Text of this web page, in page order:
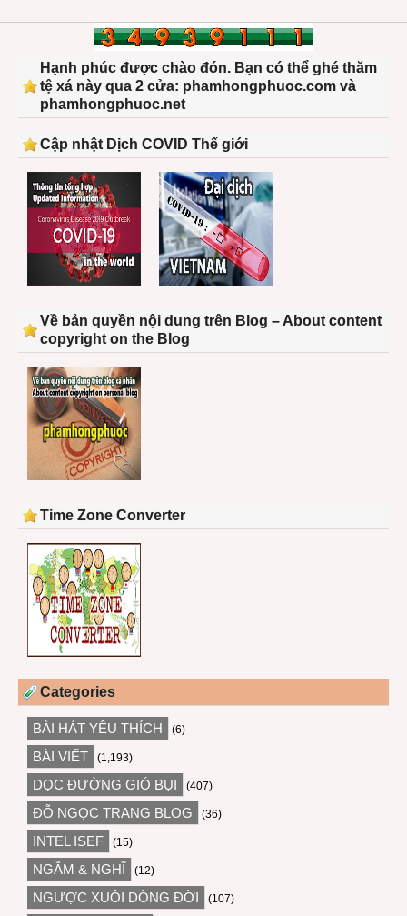
Hạnh phúc được chào đón. Bạn có thể ghé thăm
tệ xá này qua 2 cửa: phamhongphuoc.com và
phamhongphuoc.net
Cập nhật Dịch COVID Thế giới
Về bản quyền nội dung trên Blog – About content
copyright on the Blog
Time Zone Converter
Categories
BÀI HÁT YÊU THÍCH (6)
BÀI VIẾT (1,193)
DỌC ĐƯỜNG GIÓ BỤI (407)
ĐỖ NGỌC TRANG BLOG (36)
INTEL ISEF (15)
NGẪM & NGHĨ (12)
NGƯỢC XUÔI DÒNG ĐỜI (107)